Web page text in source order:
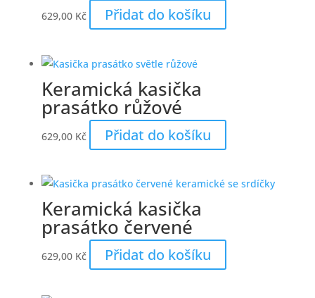
629,00 Kč Přidat do košíku
Keramická kasička
prasátko růžové
629,00 Kč Přidat do košíku
Keramická kasička
prasátko červené
629,00 Kč Přidat do košíku